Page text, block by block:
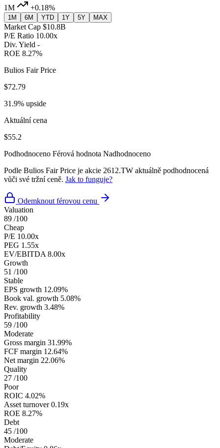
1M
+0.18%
1M 6M YTD 1Y 5Y MAX
Market Cap $10.8B
P/E Ratio 10.00x
Div. Yield -
ROE 8.27%
Bulios Fair Price
$72.79
31.9% upside
Aktuální cena
$55.2
Podhodnoceno Férová hodnota Nadhodnoceno
Podle Bulios Fair Price je akcie 2612.TW aktuálně podhodnocená
vůči své tržní ceně. Jak to funguje?
Odemknout férovou cenu
Valuation
89 /100
Cheap
P/E 10.00x
PEG 1.55x
EV/EBITDA 8.00x
Growth
51 /100
Stable
EPS growth 12.09%
Book val. growth 5.08%
Rev. growth 3.48%
Profitability
59 /100
Moderate
Gross margin 31.99%
FCF margin 12.64%
Net margin 22.06%
Quality
27 /100
Poor
ROIC 4.02%
Asset turnover 0.19x
ROE 8.27%
Debt
45 /100
Moderate